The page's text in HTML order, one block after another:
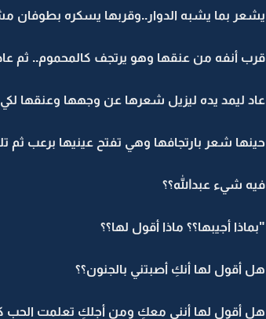
يشعر بما يشبه الدوار..وقربها يسكره بطوفان
قرب أنفه من عنقها وهو يرتجف كالمحموم.. ثم عاد
عاد ليمد يده ليزيل شعرها عن وجهها وعنقها لكي
حينها شعر بارتجافها وهي تفتح عينيها برعب ثم
فيه شيء عبدالله؟؟
"بماذا أجيبها؟؟ ماذا أقول لها؟؟
هل أقول لها أنكِ أصبتني بالجنون؟؟
هل أقول لها أنني معكِ ومن أجلكِ تعلمت الحب